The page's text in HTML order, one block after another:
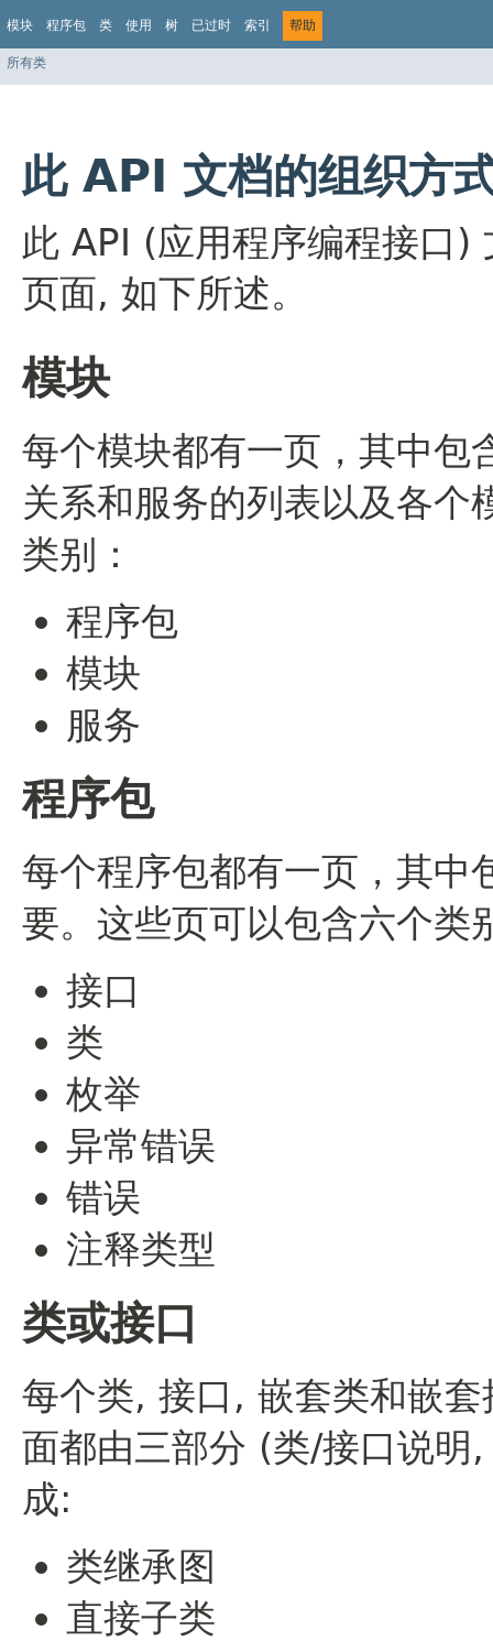
模块 程序包 类 使用 树 已过时 索引 帮助
所有类
此 API 文档的组织方
此 API (应用程序编程接口)
页面, 如下所述。
模块
每个模块都有一页，其中包
关系和服务的列表以及各个
类别：
程序包
模块
服务
程序包
每个程序包都有一页，其中
要。这些页可以包含六个类
接口
类
枚举
异常错误
错误
注释类型
类或接口
每个类, 接口, 嵌套类和嵌
面都由三部分 (类/接口说明
成:
类继承图
直接子类